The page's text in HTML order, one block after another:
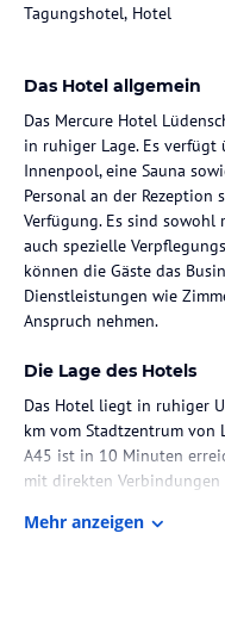
Tagungshotel, Hotel
Das Hotel allgemein
Das Mercure Hotel
in ruhiger Lage. Es verfügt
Innenpool, eine Sauna
Personal an der Rezeption
Verfügung. Es sind
auch spezielle
können die Gäste das
Dienstleistungen wie
Anspruch nehmen.
Die Lage des Hotels
Das Hotel liegt in ruhiger
km vom Stadtzentrum von
A45 ist in 10 Minuten
mit direkten
Mehr anzeigen